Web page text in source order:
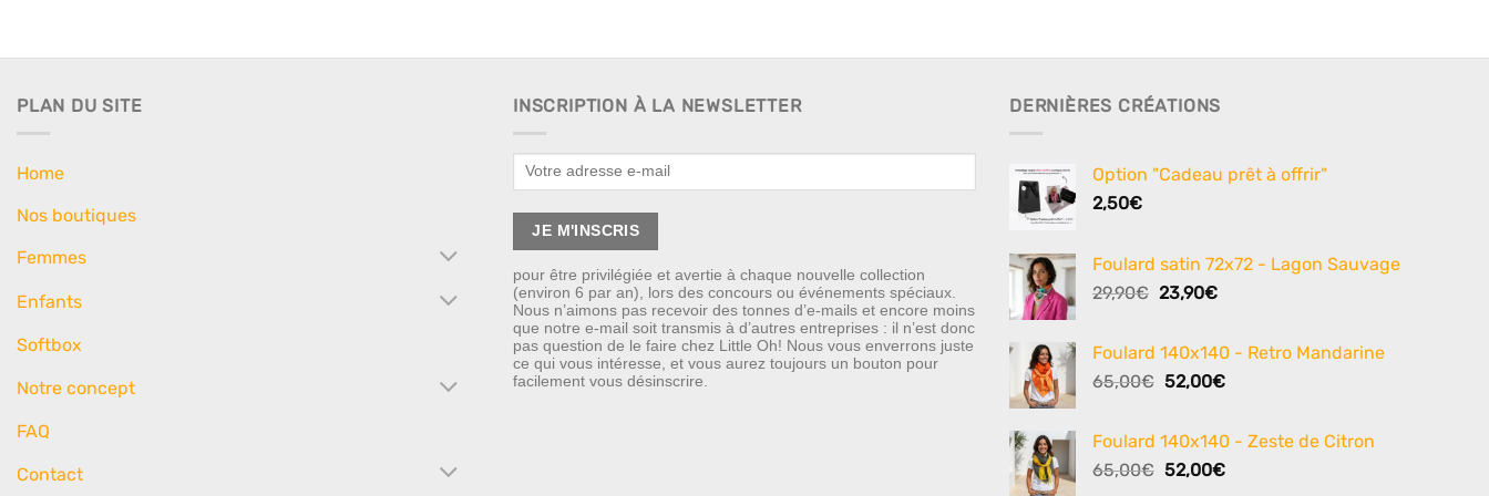
PLAN DU SITE
Home
Nos boutiques
Femmes
Enfants
Softbox
Notre concept
FAQ
Contact
INSCRIPTION À LA NEWSLETTER
pour être privilégiée et avertie à chaque nouvelle collection
(environ 6 par an), lors des concours ou événements spéciaux.
Nous n’aimons pas recevoir des tonnes d’e-mails et encore moins
que notre e-mail soit transmis à d’autres entreprises : il n’est donc
pas question de le faire chez Little Oh! Nous vous enverrons juste
ce qui vous intéresse, et vous aurez toujours un bouton pour
facilement vous désinscrire.
DERNIÈRES CRÉATIONS
Option "Cadeau prêt à offrir"
2,50€
Foulard satin 72x72 - Lagon Sauvage
29,90€ Le
était :
29,90€.
23,90€Le
est :
23,90€.
Foulard 140x140 - Retro Mandarine
65,00€ Le
était :
65,00€.
52,00€Le
est :
52,00€.
Foulard 140x140 - Zeste de Citron
65,00€ Le
52,00€Le